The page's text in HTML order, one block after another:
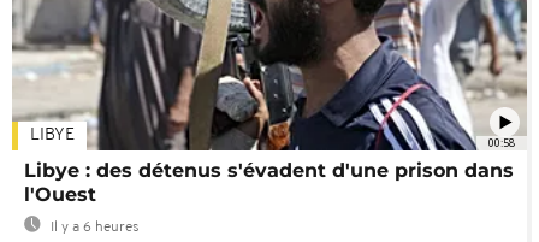
00:58
LIBYE
Libye : des détenus s'évadent d'une prison dans
l'Ouest
Il y a 6 heures